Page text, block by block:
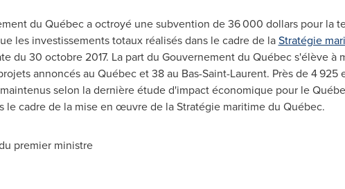
du Québec a octroyé une subvention de 36000 dollarspour la
les investissements totaux réalisés dans le cadre de laStratégie
du 30 octobre 2017. La part du Gouvernement du Québec s'élève
annoncés au Québec et 38 au Bas-Saint-Laurent. Près de 4
selon la dernière étude d'impact économique pour le
le cadre de la mise en œuvre de la Stratégie maritime du Québec.
premier ministre